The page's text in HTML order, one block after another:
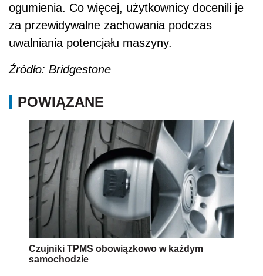
ogumienia. Co więcej, użytkownicy docenili je
za przewidywalne zachowania podczas
uwalniania potencjału maszyny.
Źródło: Bridgestone
POWIĄZANE
Czujniki TPMS obowiązkowo w każdym
samochodzie